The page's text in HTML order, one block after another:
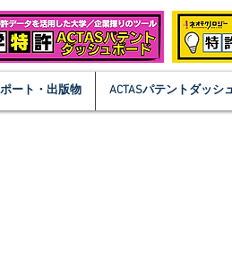
ート・出版物 ACTASパテントダッシ